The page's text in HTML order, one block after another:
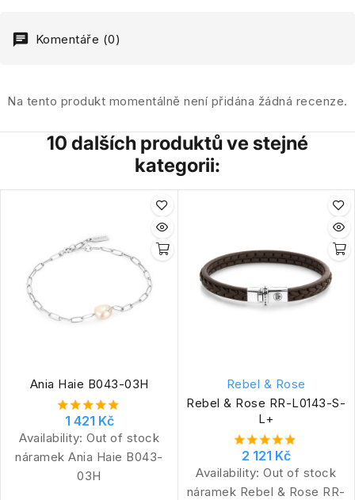
Komentáře (0)
Na tento produkt momentálně není přidána žádná recenze.
10 dalších produktů ve stejné
kategorii:
Ania Haie B043-03H
1 421 Kč
Availability: Out of stock
náramek Ania Haie B043-
03H
Rebel & Rose
Rebel & Rose RR-L0143-S-
L+
2 121 Kč
Availability: Out of stock
náramek Rebel & Rose RR-